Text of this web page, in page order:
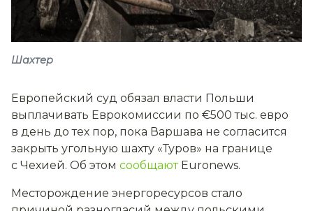
Шахтер
Европейский суд обязал власти Польши
выплачивать Еврокомиссии по €500 тыс. евро
в день до тех пор, пока Варшава не согласится
закрыть угольную шахту «Туров» на границе
с Чехией. Об этом сообщаютEuronews.
Месторождение энергоресурсов стало